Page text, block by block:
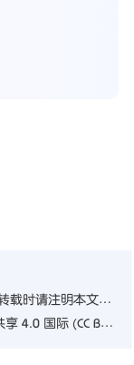
载时请注明本文出处及文章链接）
(CC BY-NC-SA 4.0)